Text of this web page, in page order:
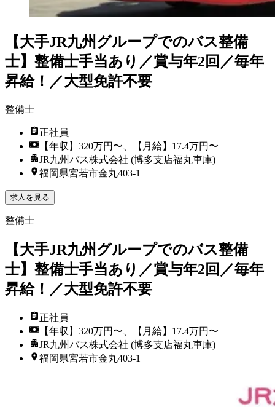
【大手JR九州グループでのバス整備
士】整備士手当あり／賞与年2回／毎年
昇給！／大型免許不要
整備士
正社員
【年収】320万円〜、【月給】17.4万円〜
JR九州バス株式会社 (博多支店福丸車庫)
福岡県宮若市金丸403-1
求人を見る
整備士
【大手JR九州グループでのバス整備
士】整備士手当あり／賞与年2回／毎年
昇給！／大型免許不要
正社員
【年収】320万円〜、【月給】17.4万円〜
JR九州バス株式会社 (博多支店福丸車庫)
福岡県宮若市金丸403-1